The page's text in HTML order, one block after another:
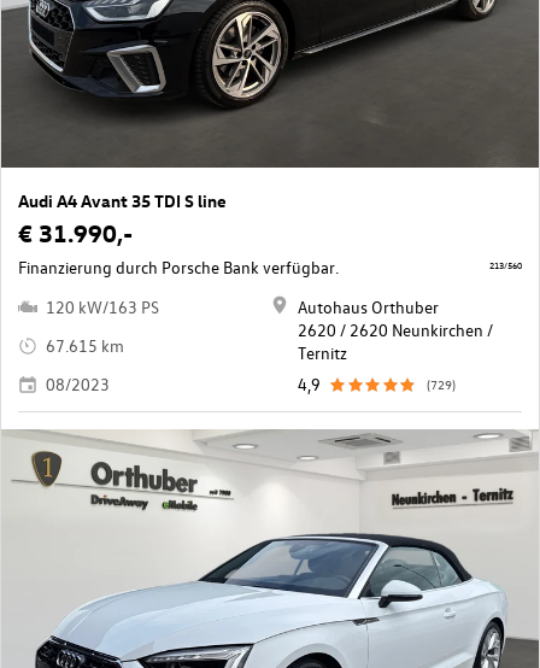
Audi A4 Avant 35 TDI S line
€ 31.990,-
Finanzierung durch Porsche Bank verfügbar.
120 kW/163 PS
67.615 km
08/2023
Autohaus Orthuber
2620 / 2620 Neunkirchen /
Ternitz
4,9
(729)
213/560